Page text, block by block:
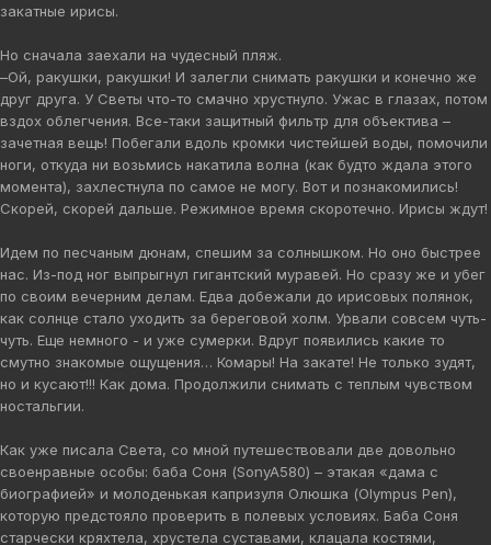
закатные ирисы.
Но сначала заехали на чудесный пляж.
–Ой, ракушки, ракушки! И залегли снимать ракушки и конечно же
друг друга. У Светы что-то смачно хрустнуло. Ужас в глазах, потом
вздох облегчения. Все-таки защитный фильтр для объектива –
зачетная вещь! Побегали вдоль кромки чистейшей воды, помочили
ноги, откуда ни возьмись накатила волна (как будто ждала этого
момента), захлестнула по самое не могу. Вот и познакомились!
Скорей, скорей дальше. Режимное время скоротечно. Ирисы ждут!
Идем по песчаным дюнам, спешим за солнышком. Но оно быстрее
нас. Из-под ног выпрыгнул гигантский муравей. Но сразу же и убег
по своим вечерним делам. Едва добежали до ирисовых полянок,
как солнце стало уходить за береговой холм. Урвали совсем чуть-
чуть. Еще немного - и уже сумерки. Вдруг появились какие то
смутно знакомые ощущения… Комары! На закате! Не только зудят,
но и кусают!!! Как дома. Продолжили снимать с теплым чувством
ностальгии.
Как уже писала Света, со мной путешествовали две довольно
своенравные особы: баба Соня (SonyA580) – этакая «дама с
биографией» и молоденькая капризуля Олюшка (Olympus Pen),
которую предстояло проверить в полевых условиях. Баба Соня
старчески кряхтела, хрустела суставами, клацала костями,